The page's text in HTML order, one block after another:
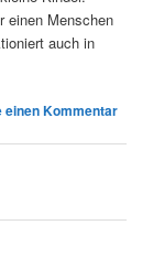
einen Menschen
auch in
einen Kommentar